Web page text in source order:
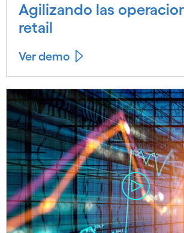
Agilizando las
retail
Ver demo